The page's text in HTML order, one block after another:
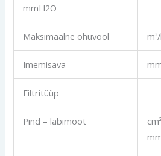
mmH2O
Maksimaalne õhuvool
Imemisava
Filtritüüp
Pind – läbimõõt